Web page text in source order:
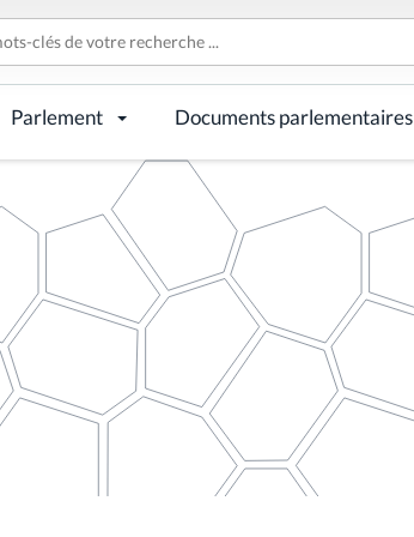
Parlement Documents parlementaires